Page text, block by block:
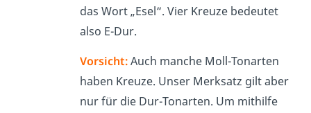
das Wort „Esel“. Vier Kreuze bedeutet
also E-Dur.
Vorsicht:Auch manche Moll-Tonarten
haben Kreuze. Unser Merksatz gilt aber
nur für die Dur-Tonarten. Um mithilfe